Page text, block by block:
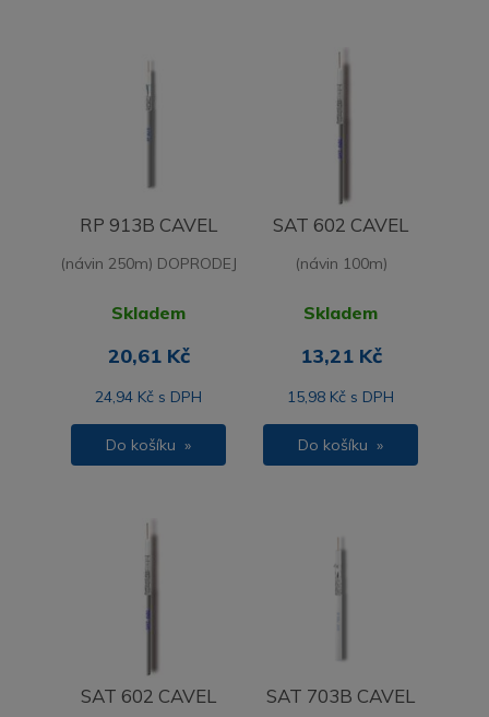
RP 913B CAVEL
(návin 250m) DOPRODEJ
Skladem
20,61 Kč
24,94 Kč s DPH
Do košíku »
SAT 602 CAVEL
(návin 100m)
Skladem
13,21 Kč
15,98 Kč s DPH
Do košíku »
SAT 602 CAVEL SAT 703B CAVEL